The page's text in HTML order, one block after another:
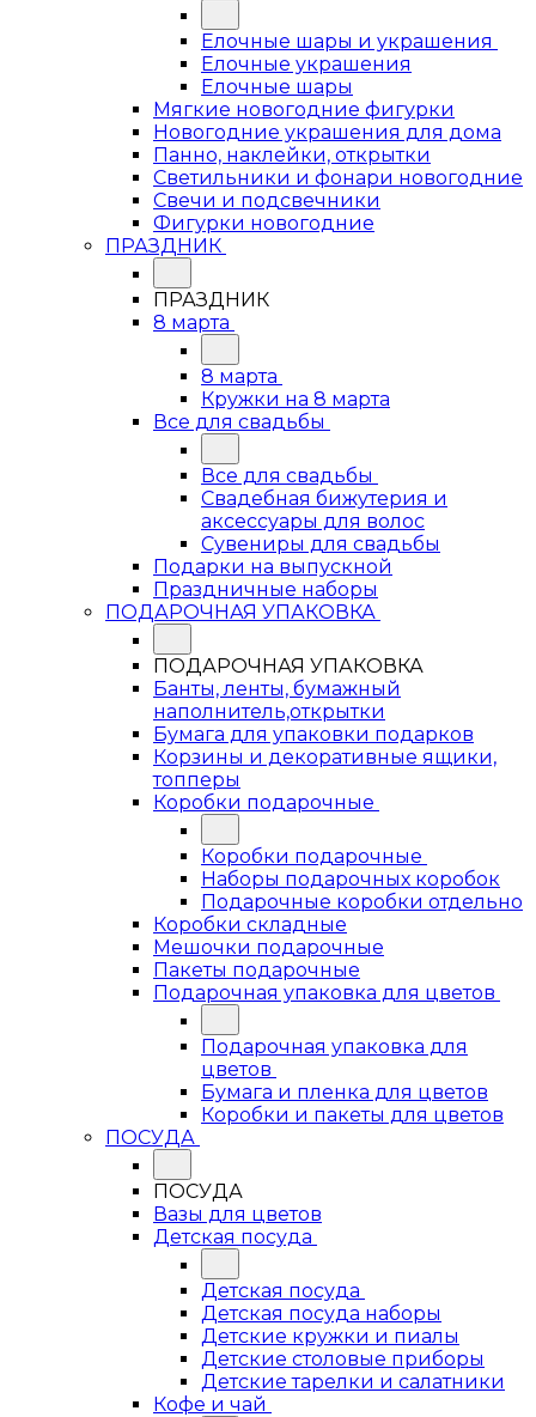
Елочные шары и украшения
Елочные украшения
Елочные шары
Мягкие новогодние фигурки
Новогодние украшения для дома
Панно, наклейки, открытки
Светильники и фонари новогодние
Свечи и подсвечники
Фигурки новогодние
ПРАЗДНИК
ПРАЗДНИК
8 марта
8 марта
Кружки на 8 марта
Все для свадьбы
Все для свадьбы
Свадебная бижутерия и
аксессуары для волос
Сувениры для свадьбы
Подарки на выпускной
Праздничные наборы
ПОДАРОЧНАЯ УПАКОВКА
ПОДАРОЧНАЯ УПАКОВКА
Банты, ленты, бумажный
наполнитель,открытки
Бумага для упаковки подарков
Корзины и декоративные ящики,
топперы
Коробки подарочные
Коробки подарочные
Наборы подарочных коробок
Подарочные коробки отдельно
Коробки складные
Мешочки подарочные
Пакеты подарочные
Подарочная упаковка для цветов
Подарочная упаковка для
цветов
Бумага и пленка для цветов
Коробки и пакеты для цветов
ПОСУДА
ПОСУДА
Вазы для цветов
Детская посуда
Детская посуда
Детская посуда наборы
Детские кружки и пиалы
Детские столовые приборы
Детские тарелки и салатники
Кофе и чай